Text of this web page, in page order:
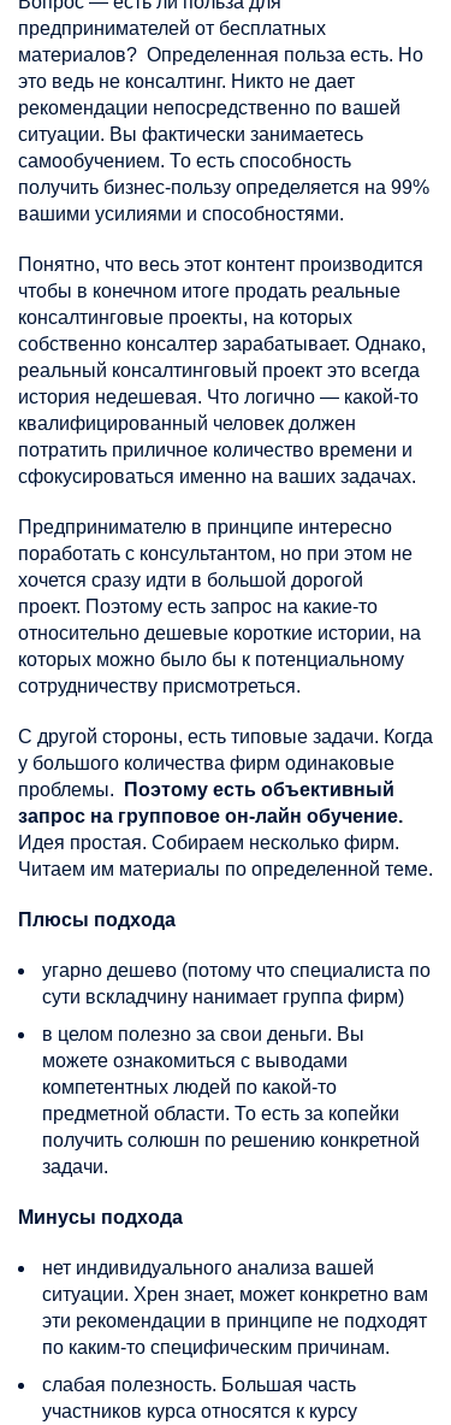
предпринимателей от бесплатных
материалов? Определенная польза есть. Но
это ведь не консалтинг. Никто не дает
рекомендации непосредственно по вашей
ситуации. Вы фактически занимаетесь
самообучением. То есть способность
получить бизнес-пользу определяется на 99%
вашими усилиями и способностями.
Понятно, что весь этот контент производится
чтобы в конечном итоге продать реальные
консалтинговые проекты, на которых
собственно консалтер зарабатывает. Однако,
реальный консалтинговый проект это всегда
история недешевая. Что логично — какой-то
квалифицированный человек должен
потратить приличное количество времени и
сфокусироваться именно на ваших задачах.
Предпринимателю в принципе интересно
поработать с консультантом, но при этом не
хочется сразу идти в большой дорогой
проект. Поэтому есть запрос на какие-то
относительно дешевые короткие истории, на
которых можно было бы к потенциальному
сотрудничеству присмотреться.
С другой стороны, есть типовые задачи. Когда
у большого количества фирм одинаковые
проблемы.
Поэтому есть объективный
запрос на групповое он-лайн обучение.
Идея простая. Собираем несколько фирм.
Читаем им материалы по определенной теме.
Плюсы подхода
угарно дешево (потому что специалиста по
сути вскладчину нанимает группа фирм)
в целом полезно за свои деньги. Вы
можете ознакомиться с выводами
компетентных людей по какой-то
предметной области. То есть за копейки
получить солюшн по решению конкретной
задачи.
Минусы подхода
нет индивидуального анализа вашей
ситуации. Хрен знает, может конкретно вам
эти рекомендации в принципе не подходят
по каким-то специфическим причинам.
слабая полезность. Большая часть
участников курса относятся к курсу